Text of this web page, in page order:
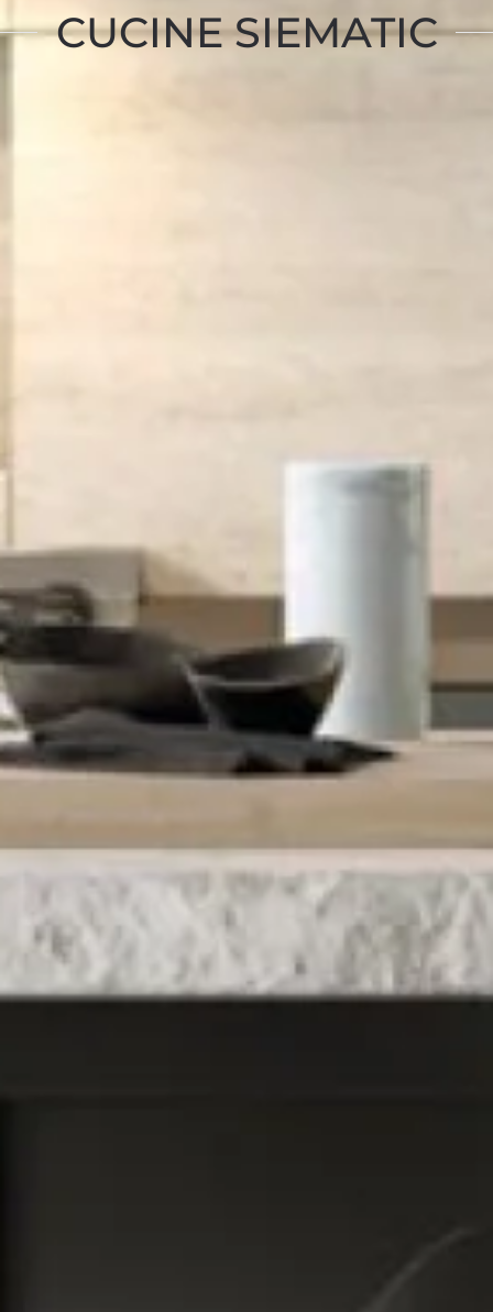
CUCINE SIEMATIC